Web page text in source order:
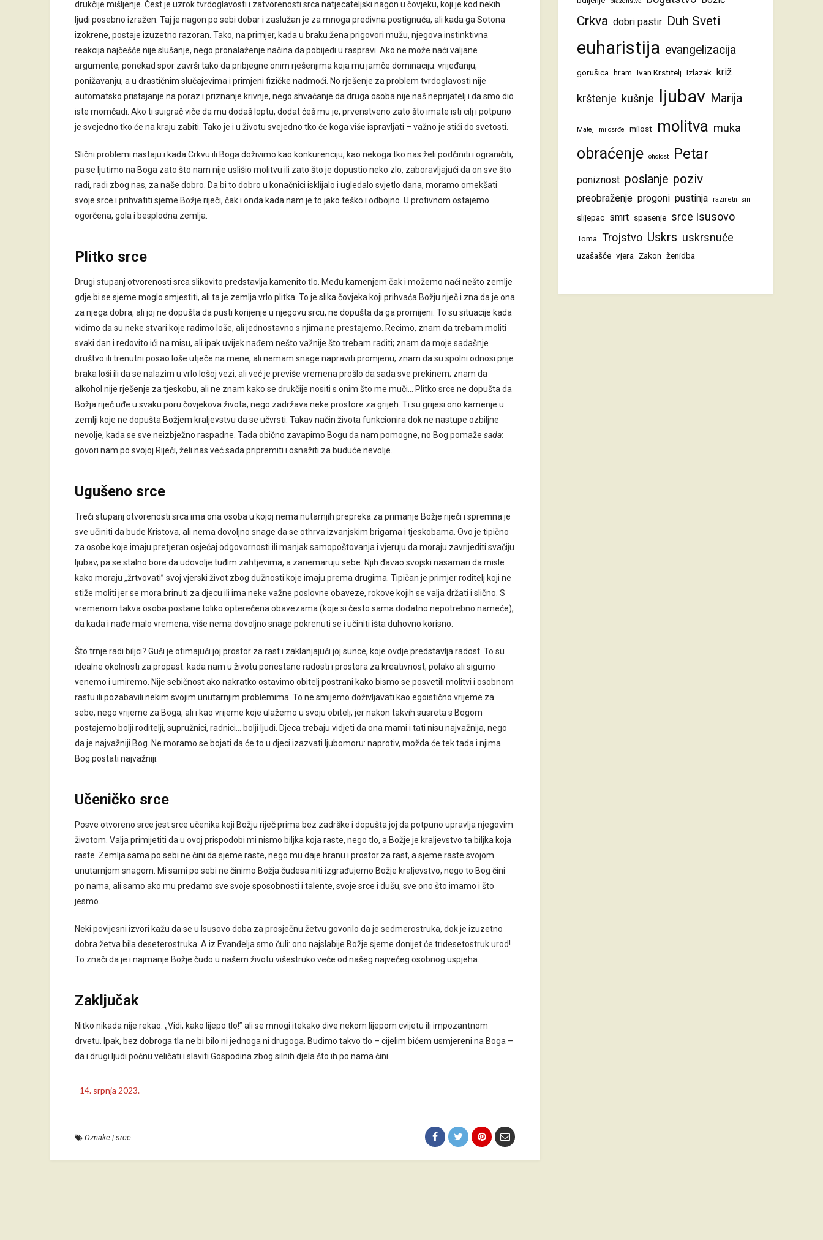
drukčije mišljenje. Čest je uzrok tvrdoglavosti i zatvorenosti srca natjecateljski nagon u čovjeku, koji je kod nekih
ljudi posebno izražen. Taj je nagon po sebi dobar i zaslužan je za mnoga predivna postignuća, ali kada ga Sotona
izokrene, postaje izuzetno razoran. Tako, na primjer, kada u braku žena prigovori mužu, njegova instinktivna
reakcija najčešće nije slušanje, nego pronalaženje načina da pobijedi u raspravi. Ako ne može naći valjane
argumente, ponekad spor završi tako da pribjegne onim rješenjima koja mu jamče dominaciju: vrijeđanju,
ponižavanju, a u drastičnim slučajevima i primjeni fizičke nadmoći. No rješenje za problem tvrdoglavosti nije
automatsko pristajanje na poraz i priznanje krivnje, nego shvaćanje da druga osoba nije naš neprijatelj i da smo dio
iste momčadi. Ako ti suigrač viče da mu dodaš loptu, dodat ćeš mu je, prvenstveno zato što imate isti cilj i potpuno
je svejedno tko će na kraju zabiti. Tako je i u životu svejedno tko će koga više ispravljati – važno je stići do svetosti.
Slični problemi nastaju i kada Crkvu ili Boga doživimo kao konkurenciju, kao nekoga tko nas želi podčiniti i ograničiti,
pa se ljutimo na Boga zato što nam nije uslišio molitvu ili zato što je dopustio neko zlo, zaboravljajući da on sve što
radi, radi zbog nas, za naše dobro. Da bi to dobro u konačnici isklijalo i ugledalo svjetlo dana, moramo omekšati
svoje srce i prihvatiti sjeme Božje riječi, čak i onda kada nam je to jako teško i odbojno. U protivnom ostajemo
ogorčena, gola i besplodna zemlja.
Plitko srce
Drugi stupanj otvorenosti srca slikovito predstavlja kamenito tlo. Među kamenjem čak i možemo naći nešto zemlje
gdje bi se sjeme moglo smjestiti, ali ta je zemlja vrlo plitka. To je slika čovjeka koji prihvaća Božju riječ i zna da je ona
za njega dobra, ali joj ne dopušta da pusti korijenje u njegovu srcu, ne dopušta da ga promijeni. To su situacije kada
vidimo da su neke stvari koje radimo loše, ali jednostavno s njima ne prestajemo. Recimo, znam da trebam moliti
svaki dan i redovito ići na misu, ali ipak uvijek nađem nešto važnije što trebam raditi; znam da moje sadašnje
društvo ili trenutni posao loše utječe na mene, ali nemam snage napraviti promjenu; znam da su spolni odnosi prije
braka loši ili da se nalazim u vrlo lošoj vezi, ali već je previše vremena prošlo da sada sve prekinem; znam da
alkohol nije rješenje za tjeskobu, ali ne znam kako se drukčije nositi s onim što me muči… Plitko srce ne dopušta da
Božja riječ uđe u svaku poru čovjekova života, nego zadržava neke prostore za grijeh. Ti su grijesi ono kamenje u
zemlji koje ne dopušta Božjem kraljevstvu da se učvrsti. Takav način života funkcionira dok ne nastupe ozbiljne
nevolje, kada se sve neizbježno raspadne. Tada obično zavapimo Bogu da nam pomogne, no Bog pomaže sada:
govori nam po svojoj Riječi, želi nas već sada pripremiti i osnažiti za buduće nevolje.
Ugušeno srce
Treći stupanj otvorenosti srca ima ona osoba u kojoj nema nutarnjih prepreka za primanje Božje riječi i spremna je
sve učiniti da bude Kristova, ali nema dovoljno snage da se othrva izvanjskim brigama i tjeskobama. Ovo je tipično
za osobe koje imaju pretjeran osjećaj odgovornosti ili manjak samopoštovanja i vjeruju da moraju zavrijediti svačiju
ljubav, pa se stalno bore da udovolje tuđim zahtjevima, a zanemaruju sebe. Njih đavao svojski nasamari da misle
kako moraju „žrtvovati” svoj vjerski život zbog dužnosti koje imaju prema drugima. Tipičan je primjer roditelj koji ne
stiže moliti jer se mora brinuti za djecu ili ima neke važne poslovne obaveze, rokove kojih se valja držati i slično. S
vremenom takva osoba postane toliko opterećena obavezama (koje si često sama dodatno nepotrebno nameće),
da kada i nađe malo vremena, više nema dovoljno snage pokrenuti se i učiniti išta duhovno korisno.
Što trnje radi biljci? Guši je otimajući joj prostor za rast i zaklanjajući joj sunce, koje ovdje predstavlja radost. To su
idealne okolnosti za propast: kada nam u životu ponestane radosti i prostora za kreativnost, polako ali sigurno
venemo i umiremo. Nije sebičnost ako nakratko ostavimo obitelj postrani kako bismo se posvetili molitvi i osobnom
rastu ili pozabavili nekim svojim unutarnjim problemima. To ne smijemo doživljavati kao egoistično vrijeme za
sebe, nego vrijeme za Boga, ali i kao vrijeme koje ulažemo u svoju obitelj, jer nakon takvih susreta s Bogom
postajemo bolji roditelji, supružnici, radnici… bolji ljudi. Djeca trebaju vidjeti da ona mami i tati nisu najvažnija, nego
da je najvažniji Bog. Ne moramo se bojati da će to u djeci izazvati ljubomoru: naprotiv, možda će tek tada i njima
Bog postati najvažniji.
Učeničko srce
Posve otvoreno srce jest srce učenika koji Božju riječ prima bez zadrške i dopušta joj da potpuno upravlja njegovim
životom. Valja primijetiti da u ovoj prispodobi mi nismo biljka koja raste, nego tlo, a Božje je kraljevstvo ta biljka koja
raste. Zemlja sama po sebi ne čini da sjeme raste, nego mu daje hranu i prostor za rast, a sjeme raste svojom
unutarnjom snagom. Mi sami po sebi ne činimo Božja čudesa niti izgrađujemo Božje kraljevstvo, nego to Bog čini
po nama, ali samo ako mu predamo sve svoje sposobnosti i talente, svoje srce i dušu, sve ono što imamo i što
jesmo.
Neki povijesni izvori kažu da se u Isusovo doba za prosječnu žetvu govorilo da je sedmerostruka, dok je izuzetno
dobra žetva bila deseterostruka. A iz Evanđelja smo čuli: ono najslabije Božje sjeme donijet će tridesetostruk urod!
To znači da je i najmanje Božje čudo u našem životu višestruko veće od našeg najvećeg osobnog uspjeha.
Zaključak
Nitko nikada nije rekao: „Vidi, kako lijepo tlo!” ali se mnogi itekako dive nekom lijepom cvijetu ili impozantnom
drvetu. Ipak, bez dobroga tla ne bi bilo ni jednoga ni drugoga. Budimo takvo tlo – cijelim bićem usmjereni na Boga –
da i drugi ljudi počnu veličati i slaviti Gospodina zbog silnih djela što ih po nama čini.
- 14. srpnja 2023.
Oznake | srce
Crkva dobri pastir Duh Sveti
euharistija evangelizacija
gorušica hram Ivan Krstitelj Izlazak križ
krštenje kušnje ljubav Marija
Matej milosrđe milost molitva muka
obraćenje oholost Petar
poniznost poslanje poziv
preobraženje progoni pustinja razmetni sin
slijepac smrt spasenje srce Isusovo
Toma Trojstvo Uskrs uskrsnuće
uzašašće vjera Zakon ženidba